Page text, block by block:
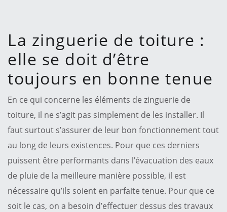
La zinguerie de toiture :
elle se doit d’être
toujours en bonne tenue
En ce qui concerne les éléments de zinguerie de
toiture, il ne s’agit pas simplement de les installer. Il
faut surtout s’assurer de leur bon fonctionnement tout
au long de leurs existences. Pour que ces derniers
puissent être performants dans l’évacuation des eaux
de pluie de la meilleure manière possible, il est
nécessaire qu’ils soient en parfaite tenue. Pour que ce
soit le cas, on a besoin d’effectuer dessus des travaux